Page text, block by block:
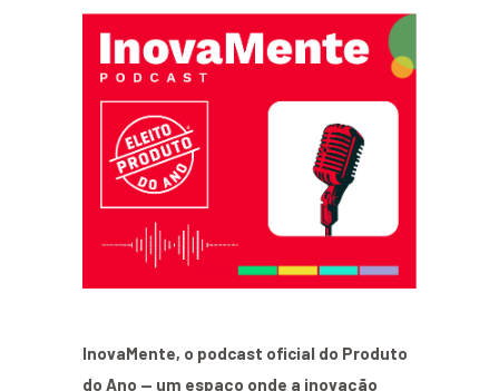
InovaMente, o podcast oficial do Produto
do Ano — um espaço onde a inovação